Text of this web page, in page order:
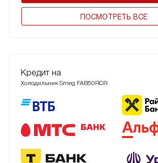
ПОCМОТРЕТЬ ВСЕ
Кредит на
Холодильник Smeg FAB50RCR